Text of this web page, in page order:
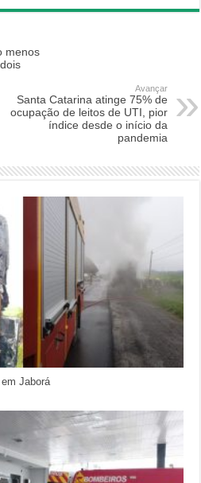
menos
Avançar
Santa Catarina atinge 75% de
ocupação de leitos de UTI, pior
índice desde o início da
pandemia
Jaborá